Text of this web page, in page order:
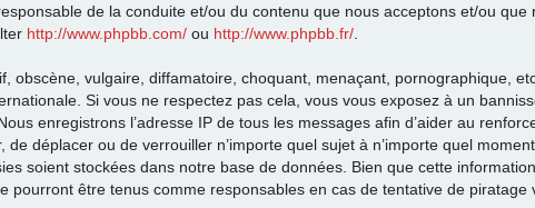
de la conduite et/ou du contenu que nous acceptons et/ou
http://www.phpbb.com/ ou http://www.phpbb.fr/
obscène, vulgaire, diffamatoire, choquant, menaçant, pornographique,
Si vous ne respectez pas cela, vous vous exposez à un
enregistrons l’adresse IP de tous les messages afin d’aider au
déplacer ou de verrouiller n’importe quel sujet à n’importe quel
soient stockées dans notre base de données. Bien que cette
pourront être tenus comme responsables en cas de tentative de piratage